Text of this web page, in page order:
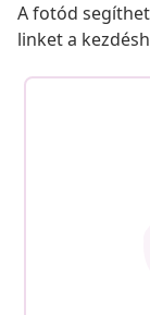
A fotód
linket a